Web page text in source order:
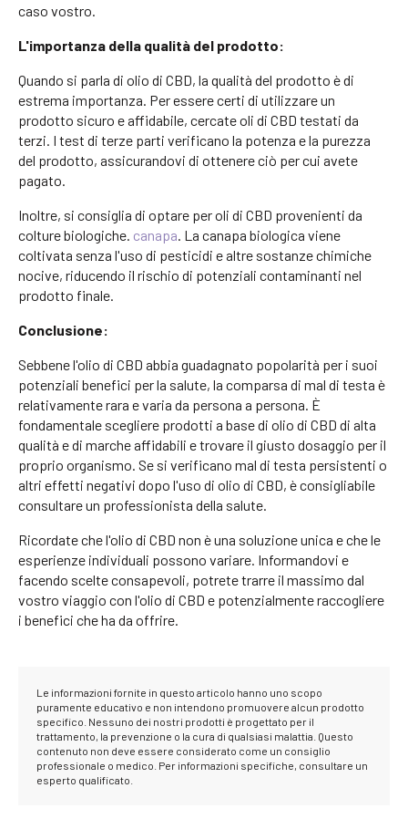
caso vostro.
L'importanza della qualità del prodotto:
Quando si parla di olio di CBD, la qualità del prodotto è di
estrema importanza. Per essere certi di utilizzare un
prodotto sicuro e affidabile, cercate oli di CBD testati da
terzi. I test di terze parti verificano la potenza e la purezza
del prodotto, assicurandovi di ottenere ciò per cui avete
pagato.
Inoltre, si consiglia di optare per oli di CBD provenienti da
colture biologiche. canapa. La canapa biologica viene
coltivata senza l'uso di pesticidi e altre sostanze chimiche
nocive, riducendo il rischio di potenziali contaminanti nel
prodotto finale.
Conclusione:
Sebbene l'olio di CBD abbia guadagnato popolarità per i suoi
potenziali benefici per la salute, la comparsa di mal di testa è
relativamente rara e varia da persona a persona. È
fondamentale scegliere prodotti a base di olio di CBD di alta
qualità e di marche affidabili e trovare il giusto dosaggio per il
proprio organismo. Se si verificano mal di testa persistenti o
altri effetti negativi dopo l'uso di olio di CBD, è consigliabile
consultare un professionista della salute.
Ricordate che l'olio di CBD non è una soluzione unica e che le
esperienze individuali possono variare. Informandovi e
facendo scelte consapevoli, potrete trarre il massimo dal
vostro viaggio con l'olio di CBD e potenzialmente raccogliere
i benefici che ha da offrire.
Le informazioni fornite in questo articolo hanno uno scopo
puramente educativo e non intendono promuovere alcun prodotto
specifico. Nessuno dei nostri prodotti è progettato per il
trattamento, la prevenzione o la cura di qualsiasi malattia. Questo
contenuto non deve essere considerato come un consiglio
professionale o medico. Per informazioni specifiche, consultare un
esperto qualificato.